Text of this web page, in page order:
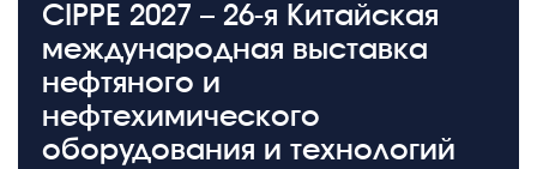
CIPPE 2027 – 26-я Китайская
международная выставка
нефтяного и
нефтехимического
оборудования и технологий